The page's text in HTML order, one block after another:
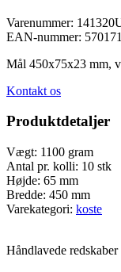
Varenummer:
EAN-nummer:
Mål 450x75x23 mm,
Kontakt os
Produktdetaljer
Vægt: 1100 gram
Antal pr. kolli: 10 stk
Højde: 65 mm
Bredde: 450 mm
Varekategori: koste
Håndlavede